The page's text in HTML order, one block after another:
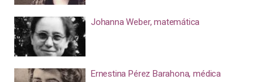
Johanna Weber, matemática
Ernestina Pérez Barahona, médica